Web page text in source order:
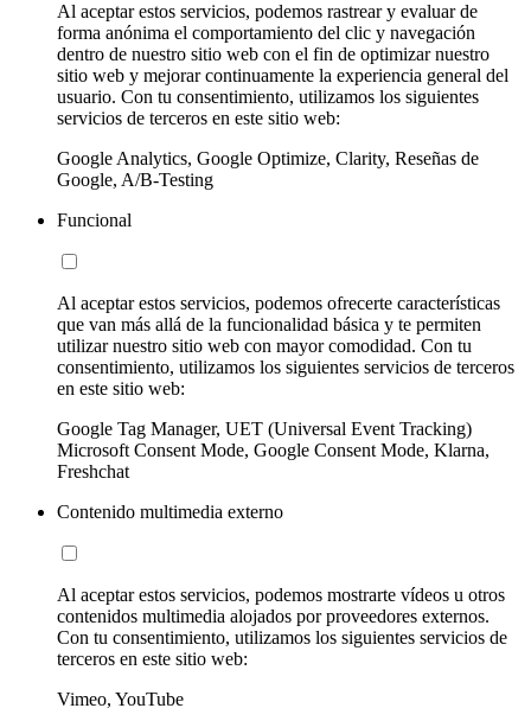
Al aceptar estos servicios, podemos rastrear y evaluar de
forma anónima el comportamiento del clic y navegación
dentro de nuestro sitio web con el fin de optimizar nuestro
sitio web y mejorar continuamente la experiencia general del
usuario. Con tu consentimiento, utilizamos los siguientes
servicios de terceros en este sitio web:
Google Analytics, Google Optimize, Clarity, Reseñas de
Google, A/B-Testing
Funcional
Al aceptar estos servicios, podemos ofrecerte características
que van más allá de la funcionalidad básica y te permiten
utilizar nuestro sitio web con mayor comodidad. Con tu
consentimiento, utilizamos los siguientes servicios de terceros
en este sitio web:
Google Tag Manager, UET (Universal Event Tracking)
Microsoft Consent Mode, Google Consent Mode, Klarna,
Freshchat
Contenido multimedia externo
Al aceptar estos servicios, podemos mostrarte vídeos u otros
contenidos multimedia alojados por proveedores externos.
Con tu consentimiento, utilizamos los siguientes servicios de
terceros en este sitio web:
Vimeo, YouTube